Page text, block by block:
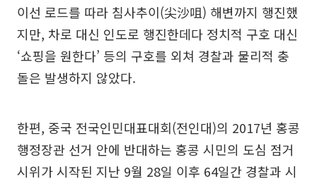
이선 로드를 따라 침사추이(尖沙咀) 해변까지 행진했
지만, 차로 대신 인도로 행진한데다 정치적 구호 대신
‘쇼핑을 원한다’ 등의 구호를 외쳐 경찰과 물리적 충
돌은 발생하지 않았다.
한편, 중국 전국인민대표대회(전인대)의 2017년 홍콩
행정장관 선거 안에 반대하는 홍콩 시민의 도심 점거
시위가 시작된 지난 9월 28일 이후 64일간 경찰과 시